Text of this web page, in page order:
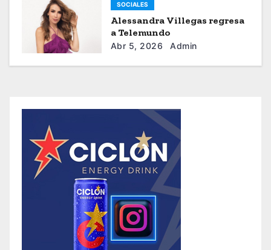
SOCIALES
Alessandra Villegas regresa
a Telemundo
Abr 5, 2026 Admin